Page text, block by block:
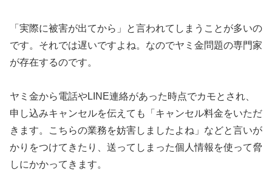
「実際に被害が出てから」と言われてしまうことが多いの
です。それでは遅いですよね。なのでヤミ金問題の専門家
が存在するのです。
ヤミ金から電話やLINE連絡があった時点でカモとされ、
申し込みキャンセルを伝えても「キャンセル料金をいただ
きます。こちらの業務を妨害しましたよね」などと言いが
かりをつけてきたり、送ってしまった個人情報を使って脅
しにかかってきます。